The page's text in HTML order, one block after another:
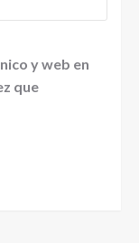
y web en
que